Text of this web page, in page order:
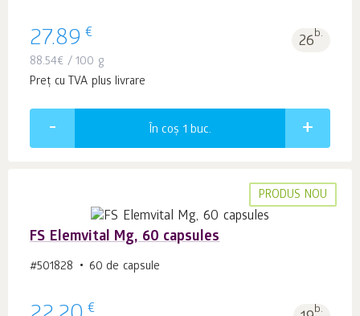
27.89 € 26b.
88.54€ / 100 g
Preț cu TVA plus livrare
În coș 1 buc.
PRODUS NOU
FS Elemvital Mg, 60 capsules
#501828 60 de capsule
€ b.